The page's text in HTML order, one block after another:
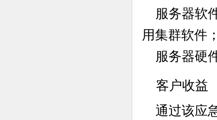
服务器软
用集群软件
服务器硬
客户收益
通过该应